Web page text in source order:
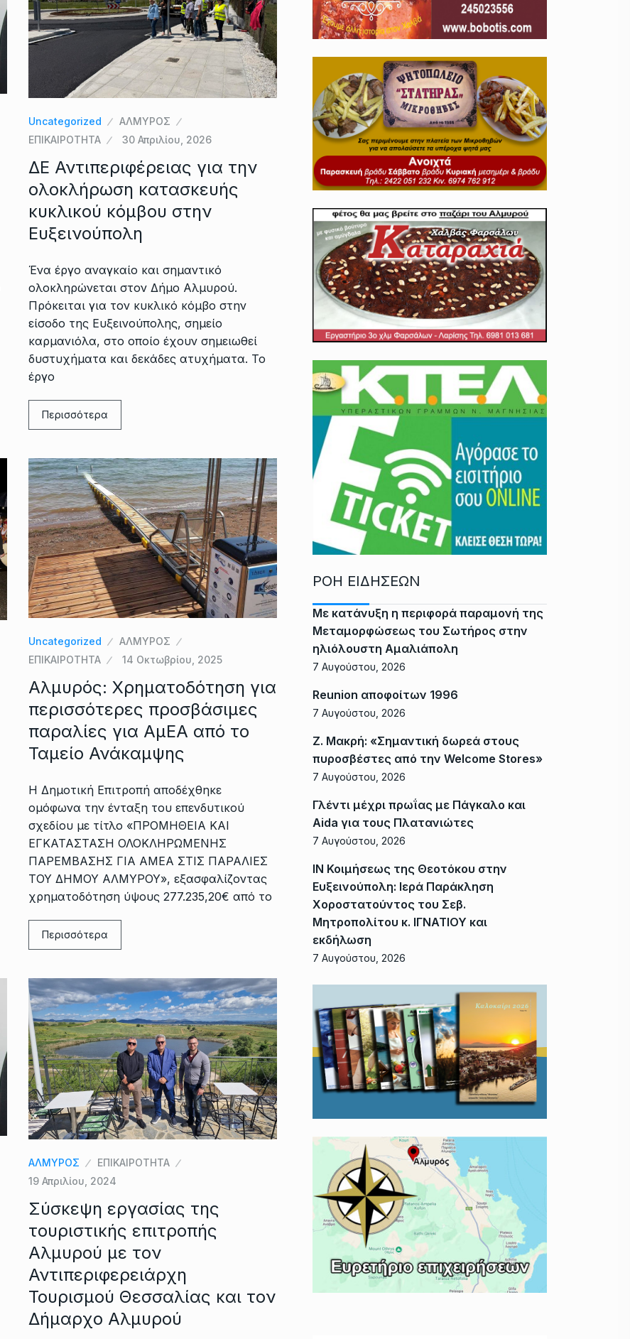
Uncategorized
ΑΛΜΥΡΟΣ
ΕΠΙΚΑΙΡΟΤΗΤΑ
30 Απριλίου, 2026
ΔΕ Αντιπεριφέρειας για την
ολοκλήρωση κατασκευής
κυκλικού κόμβου στην
Ευξεινούπολη
Ένα έργο αναγκαίο και σημαντικό
ολοκληρώνεται στον Δήμο Αλμυρού.
Πρόκειται για τον κυκλικό κόμβο στην
είσοδο της Ευξεινούπολης, σημείο
καρμανιόλα, στο οποίο έχουν σημειωθεί
δυστυχήματα και δεκάδες ατυχήματα. Το
έργο
Περισσότερα
Uncategorized
ΑΛΜΥΡΟΣ
ΕΠΙΚΑΙΡΟΤΗΤΑ
14 Οκτωβρίου, 2025
Αλμυρός: Χρηματοδότηση για
περισσότερες προσβάσιμες
παραλίες για ΑμΕΑ από το
Ταμείο Ανάκαμψης
Η Δημοτική Επιτροπή αποδέχθηκε
ομόφωνα την ένταξη του επενδυτικού
σχεδίου με τίτλο «ΠΡΟΜΗΘΕΙΑ ΚΑΙ
ΕΓΚΑΤΑΣΤΑΣΗ ΟΛΟΚΛΗΡΩΜΕΝΗΣ
ΠΑΡΕΜΒΑΣΗΣ ΓΙΑ ΑΜΕΑ ΣΤΙΣ ΠΑΡΑΛΙΕΣ
ΤΟΥ ΔΗΜΟΥ ΑΛΜΥΡΟΥ», εξασφαλίζοντας
χρηματοδότηση ύψους 277.235,20€ από το
Περισσότερα
ΑΛΜΥΡΟΣ
ΕΠΙΚΑΙΡΟΤΗΤΑ
19 Απριλίου, 2024
Σύσκεψη εργασίας της
τουριστικής επιτροπής
Αλμυρού με τον
Αντιπεριφερειάρχη
Τουρισμού Θεσσαλίας και τον
Δήμαρχο Αλμυρού
ΡΟΗ ΕΙΔΗΣΕΩΝ
Με κατάνυξη η περιφορά παραμονή της
Μεταμορφώσεως του Σωτήρος στην
ηλιόλουστη Αμαλιάπολη
7 Αυγούστου, 2026
Reunion αποφοίτων 1996
7 Αυγούστου, 2026
Ζ. Μακρή: «Σημαντική δωρεά στους
πυροσβέστες από την Welcome Stores»
7 Αυγούστου, 2026
Γλέντι μέχρι πρωΐας με Πάγκαλο και
Aida για τους Πλατανιώτες
7 Αυγούστου, 2026
ΙΝ Κοιμήσεως της Θεοτόκου στην
Ευξεινούπολη: Ιερά Παράκληση
Χοροστατούντος του Σεβ.
Μητροπολίτου κ. ΙΓΝΑΤΙΟΥ και
εκδήλωση
7 Αυγούστου, 2026